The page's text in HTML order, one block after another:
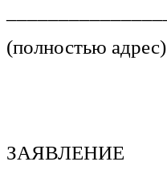
(полностью адрес)
ЗАЯВЛЕНИЕ